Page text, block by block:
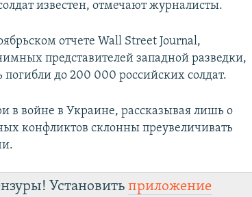
известен, отмечают журналисты.
отчете Wall Street Journal,
представителей западной разведки,
до 200 000 российских солдат.
в войне в Украине, рассказывая лишь о
конфликтов склонны преувеличивать
Установитьприложение